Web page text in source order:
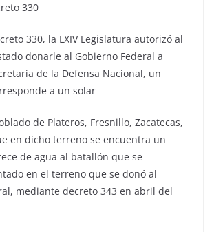
330
330, la LXIV Legislatura autorizó al
donarle al Gobierno Federal a
de la Defensa Nacional, un
a un solar
de Plateros, Fresnillo, Zacatecas,
en dicho terreno se encuentra un
de agua al batallón que se
en el terreno que se donó al
mediante decreto 343 en abril del